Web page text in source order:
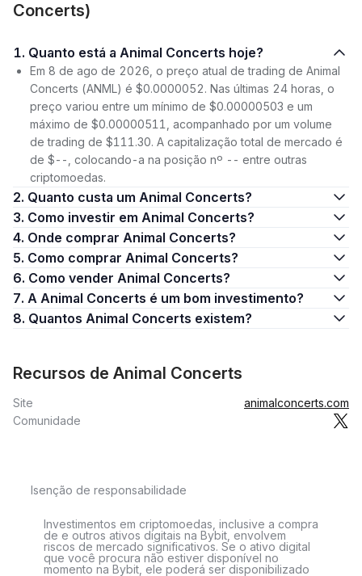
Concerts)
1. Quanto está a Animal Concerts hoje?
Em 8 de ago de 2026, o preço atual de trading de Animal
Concerts (ANML) é $0.0000052. Nas últimas 24 horas, o
preço variou entre um mínimo de $0.00000503 e um
máximo de $0.00000511, acompanhado por um volume
de trading de $111.30. A capitalização total de mercado é
de $--, colocando-a na posição nº -- entre outras
criptomoedas.
2. Quanto custa um Animal Concerts?
3. Como investir em Animal Concerts?
4. Onde comprar Animal Concerts?
5. Como comprar Animal Concerts?
6. Como vender Animal Concerts?
7. A Animal Concerts é um bom investimento?
8. Quantos Animal Concerts existem?
Recursos de Animal Concerts
Site
animalconcerts.com
Comunidade
Isenção de responsabilidade
Investimentos em criptomoedas, inclusive a compra
de e outros ativos digitais na Bybit, envolvem
riscos de mercado significativos. Se o ativo digital
que você procura não estiver disponível no
momento na Bybit, ele poderá ser disponibilizado